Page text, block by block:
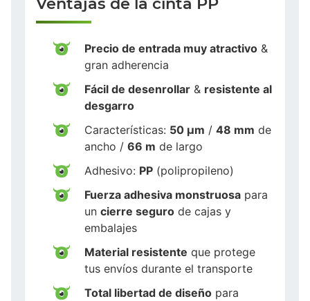
Precio de entrada muy atractivo &
gran adherencia
Fácil de desenrollar & resistente al
desgarro
Características: 50 µm / 48 mm de
ancho / 66 m de largo
Adhesivo: PP (polipropileno)
Fuerza adhesiva monstruosa para
un cierre seguro de cajas y
embalajes
Material resistente que protege
tus envíos durante el transporte
Total libertad de diseño para